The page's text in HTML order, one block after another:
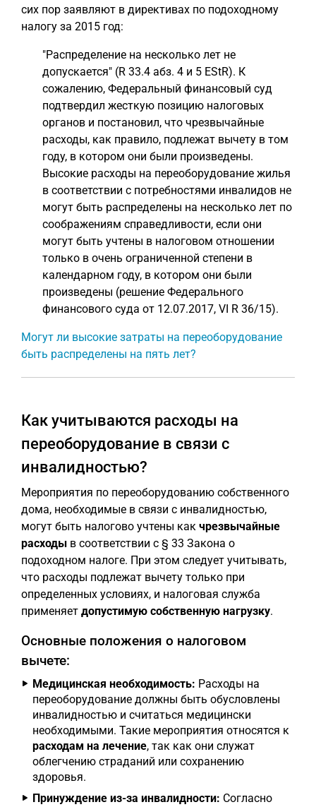
сих пор заявляют в директивах по подоходному
налогу за 2015 год:
"Распределение на несколько лет не
допускается" (R 33.4 абз. 4 и 5 EStR). К
сожалению, Федеральный финансовый суд
подтвердил жесткую позицию налоговых
органов и постановил, что чрезвычайные
расходы, как правило, подлежат вычету в том
году, в котором они были произведены.
Высокие расходы на переоборудование жилья
в соответствии с потребностями инвалидов не
могут быть распределены на несколько лет по
соображениям справедливости, если они
могут быть учтены в налоговом отношении
только в очень ограниченной степени в
календарном году, в котором они были
произведены (решение Федерального
финансового суда от 12.07.2017, VI R 36/15).
Могут ли высокие затраты на переоборудование
быть распределены на пять лет?
Как учитываются расходы на
переоборудование в связи с
инвалидностью?
Мероприятия по переоборудованию собственного
дома, необходимые в связи с инвалидностью,
могут быть налогово учтены как чрезвычайные
расходы в соответствии с § 33 Закона о
подоходном налоге. При этом следует учитывать,
что расходы подлежат вычету только при
определенных условиях, и налоговая служба
применяет допустимую собственную нагрузку.
Основные положения о налоговом
вычете:
Медицинская необходимость: Расходы на
переоборудование должны быть обусловлены
инвалидностью и считаться медицински
необходимыми. Такие мероприятия относятся к
расходам на лечение, так как они служат
облегчению страданий или сохранению
здоровья.
Принуждение из-за инвалидности: Согласно